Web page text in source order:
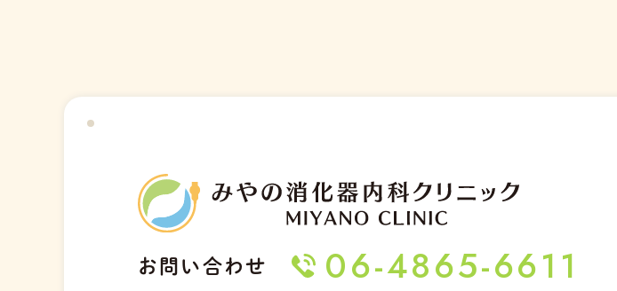
お問い合わせ 06-4865-6611